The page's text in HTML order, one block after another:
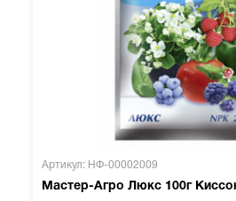
Артикул: НФ-00002009
Мастер-Агро Люкс 100г